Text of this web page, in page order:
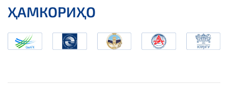
ҲАМКОРИҲО